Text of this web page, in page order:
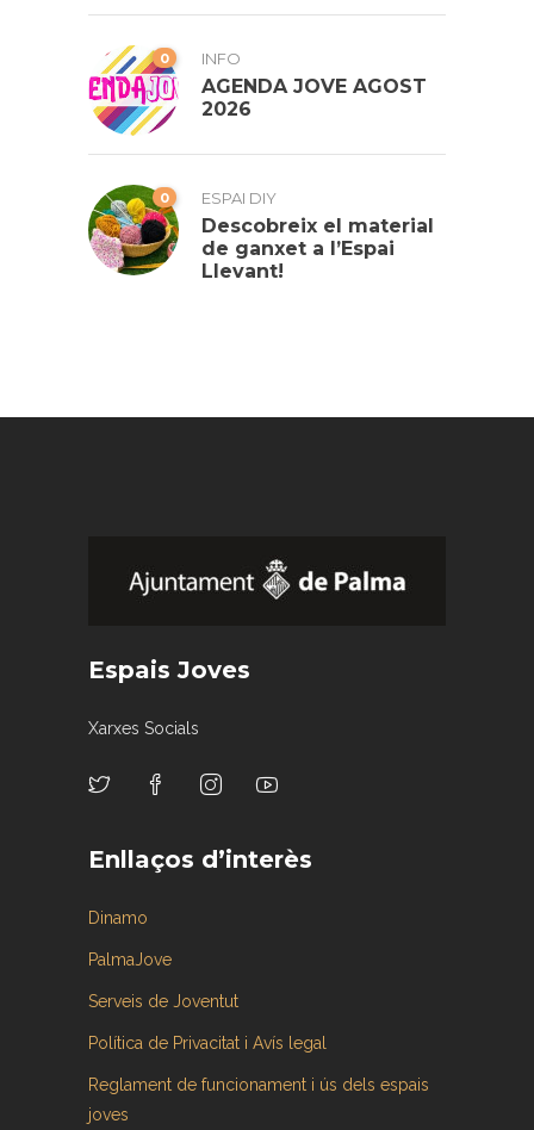
0 INFO
AGENDA JOVE AGOST
2026
0 ESPAI DIY
Descobreix el material
de ganxet a l’Espai
Llevant!
Espais Joves
Xarxes Socials
Enllaços d’interès
Dinamo
PalmaJove
Serveis de Joventut
Política de Privacitat i Avís legal
Reglament de funcionament i ús dels espais
joves